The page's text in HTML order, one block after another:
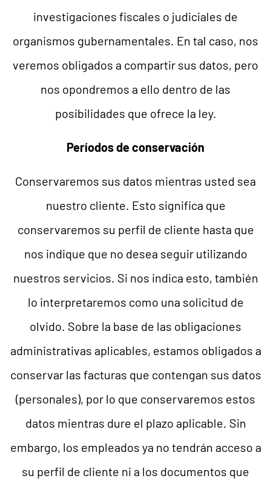
investigaciones fiscales o judiciales de
organismos gubernamentales. En tal caso, nos
veremos obligados a compartir sus datos, pero
nos opondremos a ello dentro de las
posibilidades que ofrece la ley.
Períodos de conservación
Conservaremos sus datos mientras usted sea
nuestro cliente. Esto significa que
conservaremos su perfil de cliente hasta que
nos indique que no desea seguir utilizando
nuestros servicios. Si nos indica esto, también
lo interpretaremos como una solicitud de
olvido. Sobre la base de las obligaciones
administrativas aplicables, estamos obligados a
conservar las facturas que contengan sus datos
(personales), por lo que conservaremos estos
datos mientras dure el plazo aplicable. Sin
embargo, los empleados ya no tendrán acceso a
su perfil de cliente ni a los documentos que